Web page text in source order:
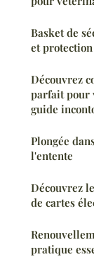
Basket de
et protection
Découvrez
parfait pour
guide
Plongée
l'entente
Découvrez
de cartes
pratique